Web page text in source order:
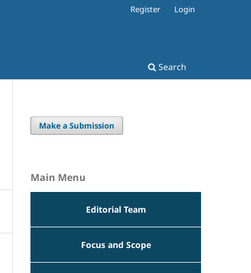
Search
Register Login
Make a Submission
Main Menu
Editorial Team
Focus and Scope